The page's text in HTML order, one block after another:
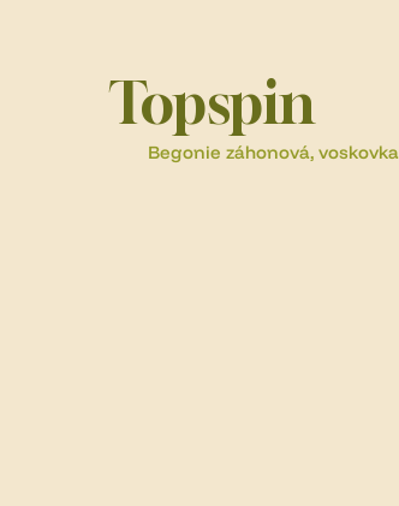
Topspin
Begonie záhonová, voskovka